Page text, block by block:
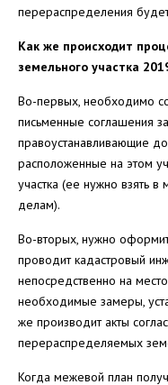
перераспределения
Как же происходит
земельного участка
Во-первых, необходимо
письменные соглашения
правоустанавливающие
расположенные на этом
участка (ее нужно взять
делам).
Во-вторых, нужно
проводит кадастровый
непосредственно на
необходимые замеры,
же производит акты
перераспределяемых
Когда межевой план